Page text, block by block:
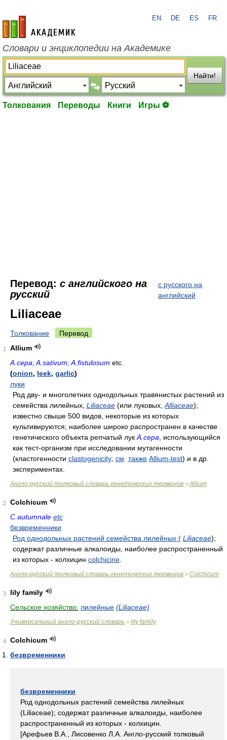
academic.ru
EN DE ES FR
Словари и энциклопедии на Академике
Найти!
Толкования Переводы Книги Игры ⚽
Перевод: с английского на
русский
с русского на
английский
Liliaceae
Толкование Перевод
1
Allium
A.cepa; A.sativum; A.fistulosum etc.
(onion, leek, garlic)
луки
Род дву- и многолетних однодольных травянистых растений из
семейства лилейных, Liliaceae (или луковых, Alliaceae);
известно свыше 500 видов, некоторые из которых
культивируются; наиболее широко распространен в качестве
генетического объекта репчатый лук A.cepa , использующийся
как тест-организм при исследовании мутагенности
(кластогенности clastogenicity; см также Allium-test) и в др.
экспериментах.
Англо-русский толковый словарь генетических терминов > Allium
2
Colchicum
C.autumnale etc
безвременники
Род однодольных растений семейства лилейных ( Liliaceae);
содержат различные алкалоиды, наиболее распространенный
из которых - колхицин colchicine
Англо-русский толковый словарь генетических терминов > Colchicum
3
lily family
Сельское хозяйство: лилейные (Liliaceae)
Универсальный англо-русский словарь > lily family
4
Colchicum
безвременники
безвременники
Род однодольных растений семейства лилейных
(Liliaceae); содержат различные алкалоиды, наиболее
распространенный из которых - колхицин.
[Арефьев В.А., Лисовенко Л.А. Англо-русский толковый